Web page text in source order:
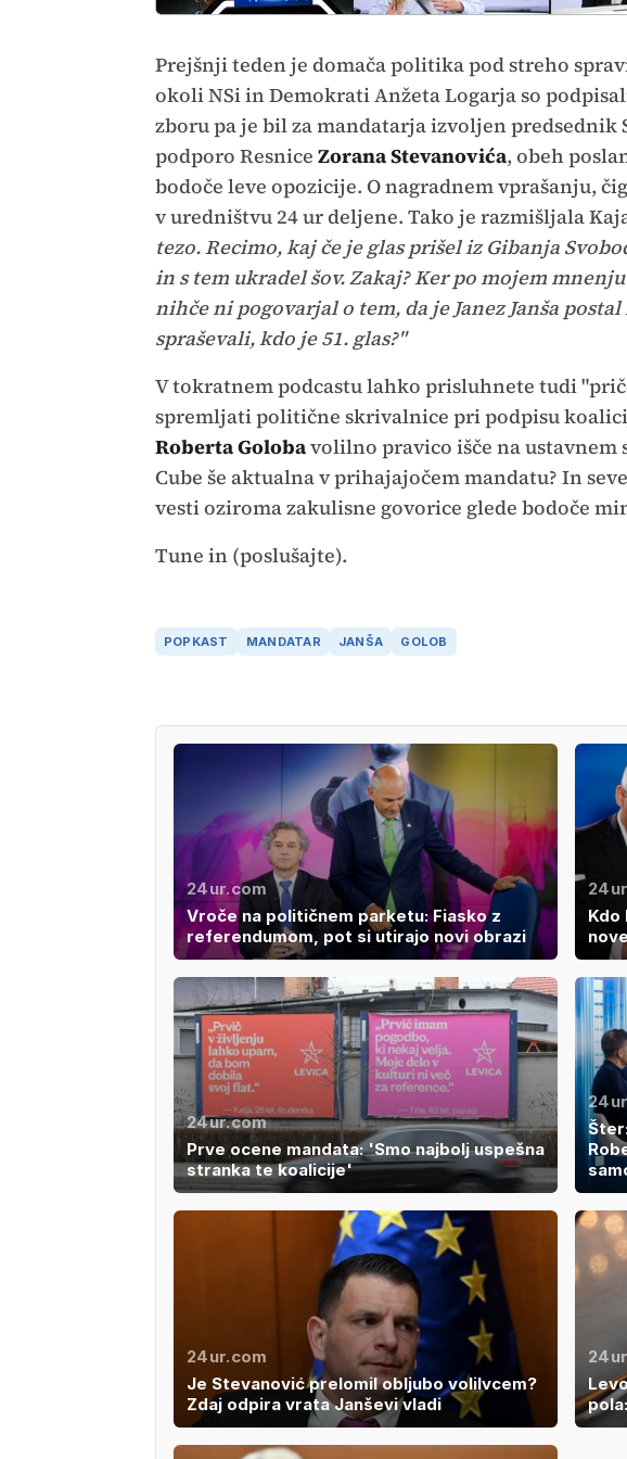
Prejšnji teden je domača politika pod streho
okoli NSi in Demokrati Anžeta Logarja so
zboru pa je bil za mandatarja izvoljen predsednik
podporo Resnice Zorana Stevanovića, obeh
bodoče leve opozicije. O nagradnem vprašanju,
v uredništvu 24 ur deljene. Tako je razmišljala
tezo. Recimo, kaj če je glas prišel iz Gibanja
in s tem ukradel šov. Zakaj? Ker po mojem
nihče ni pogovarjal o tem, da je Janez Janša
spraševali, kdo je 51. glas?"
V tokratnem podcastu lahko prisluhnete tudi
spremljati politične skrivalnice pri podpisu
Roberta Golobavolilno pravico išče na ustavnem
Cube še aktualna v prihajajočem mandatu? In
vesti oziroma zakulisne govorice glede bodoče
Tune in (poslušajte).
POPKAST MANDATAR JANŠA GOLOB
24ur.com
Vroče na političnem parketu: Fiasko z
referendumom, pot si utirajo novi obrazi
Kdo
24ur.com
Prve ocene mandata: 'Smo najbolj uspešna
stranka te koalicije'
24ur.com
Je Stevanović prelomil obljubo volilvcem?
Zdaj odpira vrata Janševi vladi